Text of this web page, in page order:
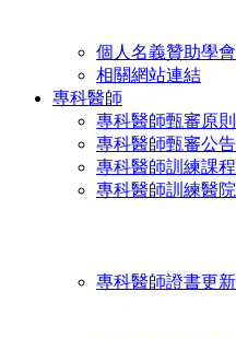
個人名義贊助學
相關網站連結
專科醫師
專科醫師甄審原則
專科醫師甄審公告
專科醫師訓練課
專科醫師訓練醫
專科醫師證書更